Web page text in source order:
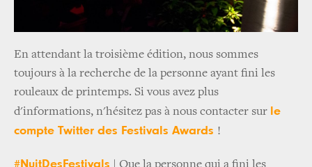
En attendant la troisième édition, nous sommes
toujours à la recherche de la personne ayant fini les
rouleaux de printemps. Si vous avez plus
d'informations, n'hésitez pas à nous contacter sur le
compte Twitter des Festivals Awards !
#NuitDesFestivals